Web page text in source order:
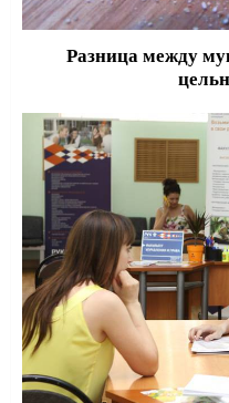
Разница между